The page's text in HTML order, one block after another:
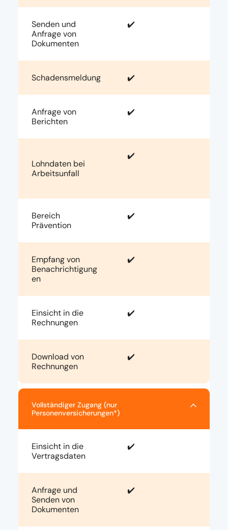
Senden und
Anfrage von
Dokumenten
✔️
Schadensmeldung ✔️
Anfrage von
Berichten
✔️
Lohndaten bei
Arbeitsunfall
✔️
Bereich
Prävention
✔️
Empfang von
Benachrichtigung
en
✔️
Einsicht in die
Rechnungen
✔️
Download von
Rechnungen
✔️
Vollständiger Zugang (nur
Personenversicherungen*)
Einsicht in die
Vertragsdaten
✔️
Anfrage und
Senden von
Dokumenten
✔️